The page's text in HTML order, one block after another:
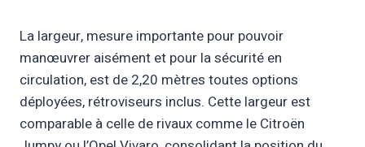
La largeur, mesure importante pour pouvoir
manœuvrer aisément et pour la sécurité en
circulation, est de 2,20 mètres toutes options
déployées, rétroviseurs inclus. Cette largeur est
comparable à celle de rivaux comme le Citroën